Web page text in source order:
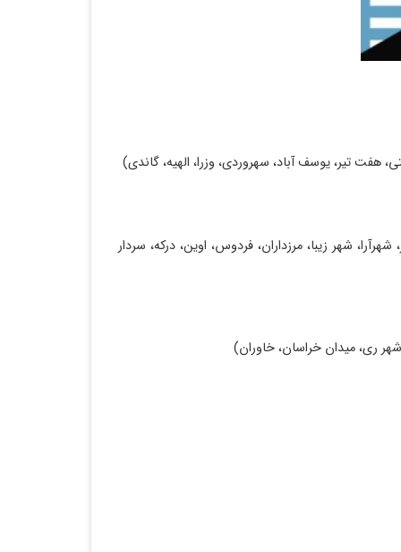
هفت تیر، یوسف آباد، سهروردی، وزرا، الهیه، گاندی)
شهر زیبا، مرزداران، فردوس، اوین، درکه، سردار
شهر ری، میدان خراسان، خاوران)